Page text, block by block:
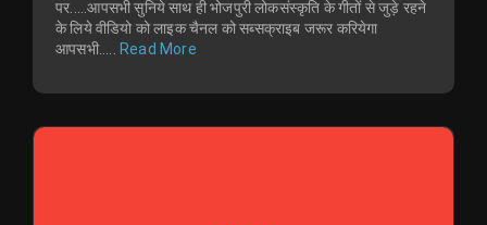
पर.....आपसभी सुनिये साथ ही भोजपुरी लोकसंस्कृति के गीतों से जुड़े रहने
के लिये वीडियो को लाइक चैनल को सब्सक्राइब जरूर करियेगा
आपसभी.....
Read More